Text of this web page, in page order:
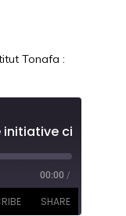
Tonafa :
00:00 /
SHARE